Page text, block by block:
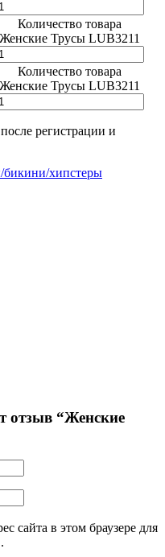
Количество товара
Женские Трусы LUB3211
Количество товара
Женские Трусы LUB3211
регистрации и
хипстеры
отзыв “Женские
сайта в этом браузере для